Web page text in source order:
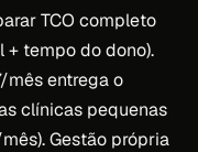
TCO completo
+ tempo do dono).
mês entrega o
clínicas pequenas
Gestão própria